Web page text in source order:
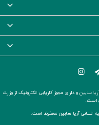
و دارای مجوز کاریابی الکترونیک از وزارت
است.
انسانی آریا سابین محفوظ است.